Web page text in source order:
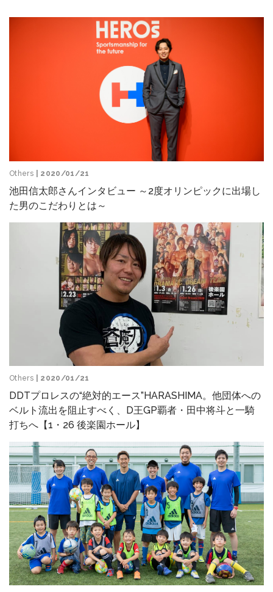
Others | 2020/01/21
池田信太郎さんインタビュー ～2度オリンピックに出場し
た男のこだわりとは～
Others | 2020/01/21
DDTプロレスの“絶対的エース”HARASHIMA。他団体への
ベルト流出を阻止すべく、D王GP覇者・田中将斗と一騎
打ちへ【1・26 後楽園ホール】